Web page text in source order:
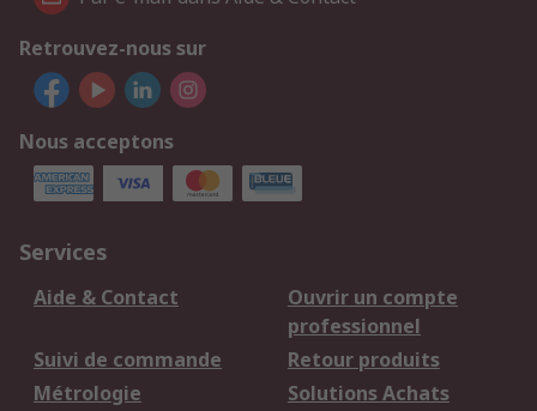
Retrouvez-nous sur
Nous acceptons
Services
Aide & Contact
Ouvrir un compte
professionnel
Suivi de commande
Retour produits
Métrologie
Solutions Achats